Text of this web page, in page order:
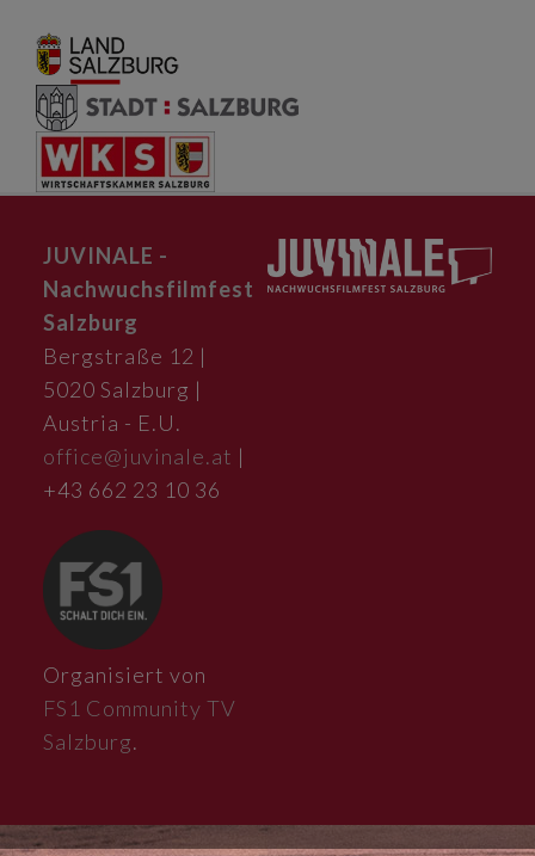
JUVINALE -
Nachwuchsfilmfest
Salzburg
Bergstraße 12 |
5020 Salzburg |
Austria - E.U.
office@juvinale.at |
+43 662 23 10 36
Organisiert von
FS1 Community TV
Salzburg.